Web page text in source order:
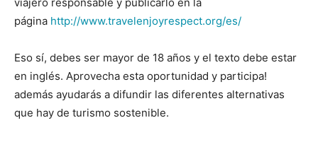
página http://www.travelenjoyrespect.org/es/
Eso sí, debes ser mayor de 18 años y el texto debe estar
en inglés. Aprovecha esta oportunidad y participa!
además ayudarás a difundir las diferentes alternativas
que hay de turismo sostenible.